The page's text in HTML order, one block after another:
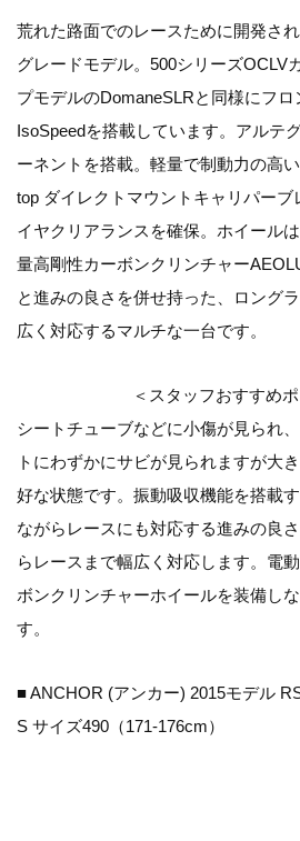
荒れた路面でのレースために開発さ
グレードモデル。500シリーズOCLV
プモデルのDomaneSLRと同様にフ
IsoSpeedを搭載しています。アルテ
ーネントを搭載。軽量で制動力の高
top ダイレクトマウントキャリパーブ
イヤクリアランスを確保。ホイール
量高剛性カーボンクリンチャー
と進みの良さを併せ持った、ロング
広く対応するマルチな一台です。
＜スタッフおすすめ
シートチューブなどに小傷が見られ
トにわずかにサビが見られますが大
好な状態です。振動吸収機能を搭載
ながらレースにも対応する進みの良
らレースまで幅広く対応します。電
ボンクリンチャーホイールを装備し
す。
■ ANCHOR (アンカー) 2015モデル
S サイズ490（171-176cm）